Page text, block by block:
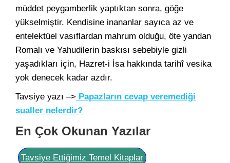
müddet peygamberlik yaptıktan sonra, göğe
yükselmiştir. Kendisine inananlar sayıca az ve
entelektüel vasıflardan mahrum olduğu, öte yandan
Romalı ve Yahudilerin baskısı sebebiyle gizli
yaşadıkları için, Hazret-i İsa hakkında tarihî vesika
yok denecek kadar azdır.
Tavsiye yazı –> Papazların cevap veremediği
sualler nelerdir?
En Çok Okunan Yazılar
Tavsiye Ettiğimiz Temel Kitaplar